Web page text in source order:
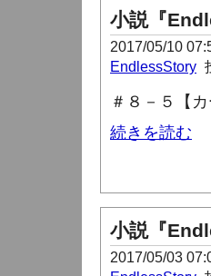
小説『
2017/05/10
EndlessStory
＃８－５【カ
続きを読む
小説『
2017/05/03